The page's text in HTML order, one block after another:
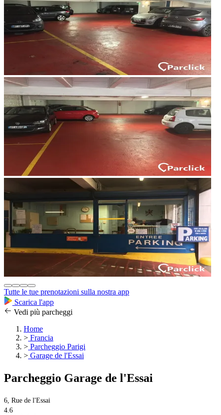
Tutte le tue prenotazioni sulla nostra app
Scarica l'app
Vedi più parcheggi
Home
> Francia
> Parcheggio Parigi
> Garage de l'Essai
Parcheggio Garage de l'Essai
6, Rue de l'Essai
4.6